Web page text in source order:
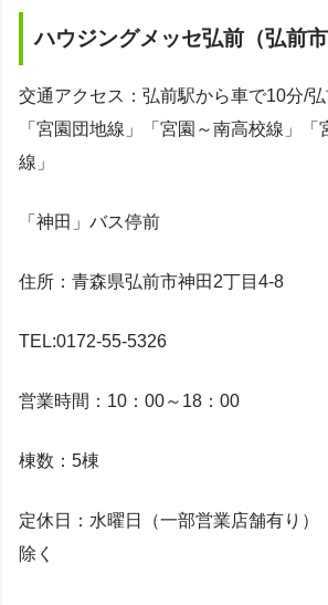
ハウジングメッセ弘前（弘前市
交通アクセス：弘前駅から車で10分/
「宮園団地線」「宮園～南高校線」「
線」
「神田」バス停前
住所：青森県弘前市神田2丁目4-8
TEL:0172-55-5326
営業時間：10：00～18：00
棟数：5棟
定休日：水曜日（一部営業店舗有り
除く